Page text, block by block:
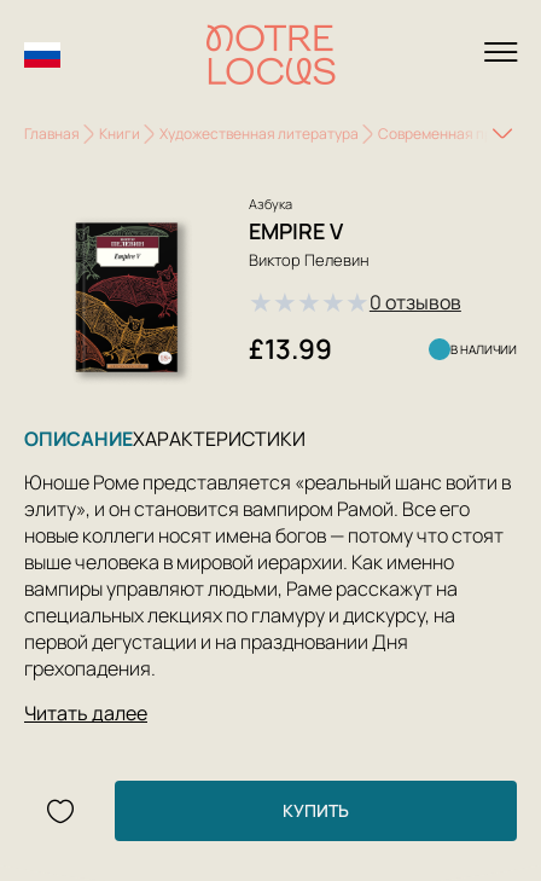
Главная Книги Художественная литература Современная проза
Азбука
EMPIRE V
Виктор Пелевин
★★★★★0 отзывов
£13.99 В НАЛИЧИИ
ОПИСАНИЕХАРАКТЕРИСТИКИ
Юноше Роме представляется «реальный шанс войти в
элиту», и он становится вампиром Рамой. Все его
новые коллеги носят имена богов — потому что стоят
выше человека в мировой иерархии. Как именно
вампиры управляют людьми, Раме расскажут на
специальных лекциях по гламуру и дискурсу, на
первой дегустации и на праздновании Дня
грехопадения.
Читать далее
КУПИТЬ